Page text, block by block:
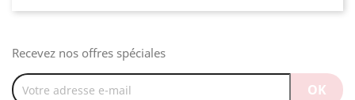
Recevez nos offres spéciales